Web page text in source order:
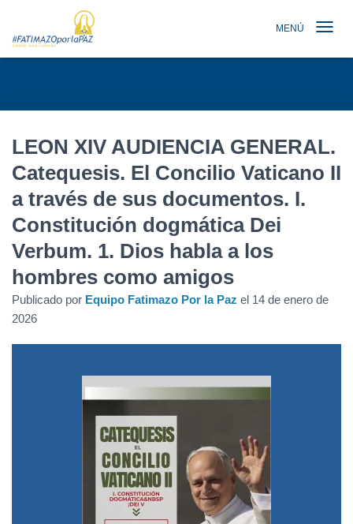
MENÚ
LEON XIV AUDIENCIA GENERAL.
Catequesis. El Concilio Vaticano II
a través de sus documentos. I.
Constitución dogmática Dei
Verbum. 1. Dios habla a los
hombres como amigos
Publicado por Equipo Fatimazo Por la Paz el 14 de enero de
2026